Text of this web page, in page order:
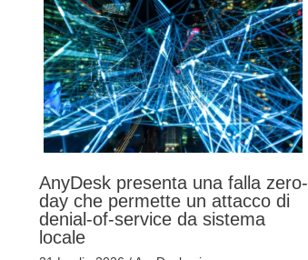
AnyDesk presenta una falla zero-
day che permette un attacco di
denial-of-service da sistema
locale